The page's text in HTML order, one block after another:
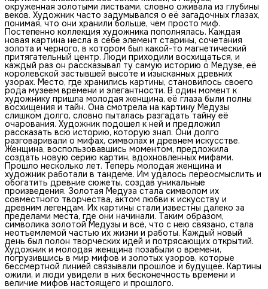
окруженная золотыми листвами, словно оживала из глубины
веков. Художник часто задумывался о её загадочных глазах,
понимая, что они хранили больше, чем просто миф.
Постепенно коллекция художника пополнялась. Каждая
новая картина несла в себе элемент старины, сочетания
золота и черного, в котором был какой-то магнетический
притягательный центр. Люди приходили восхищаться, и
каждый раз он рассказывал ту самую историю о Медузе, её
королевской застывшей высоте и изысканных древних
узорах. Место, где хранились картины, становилось своего
рода музеем времени и элегантности. В один момент к
художнику пришла молодая женщина, её глаза были полны
восхищения и тайн. Она смотрела на картину Медузы
слишком долго, словно пыталась разгадать тайну её
очарования. Художник подошел к ней и предложил
рассказать всю историю, которую знал. Они долго
разговаривали о мифах, символах и древнем искусстве.
Женщина, воспользовавшись моментом, предложила
создать новую серию картин, вдохновленных мифами.
Прошло несколько лет. Теперь молодая женщина и
художник работали в тандеме. Им удалось переосмыслить и
обогатить древние сюжеты, создав уникальные
произведения. Золотая Медуза стала символом их
совместного творчества, актом любви к искусству и
древним легендам. Их картины стали известны далеко за
пределами места, где они начинали. Таким образом,
символика золотой Медузы и всё, что с нею связано, стала
неотъемлемой частью их жизни и работы. Каждый новый
день был полон творческих идей и потрясающих открытий.
Художник и молодая женщина позабыли о времени,
погрузившись в мир мифов и золотых узоров, которые
бессмертной линией связывали прошлое и будущее. Картины
ожили, и люди увидели в них бесконечность времени и
величие мифов настоящего и прошлого.